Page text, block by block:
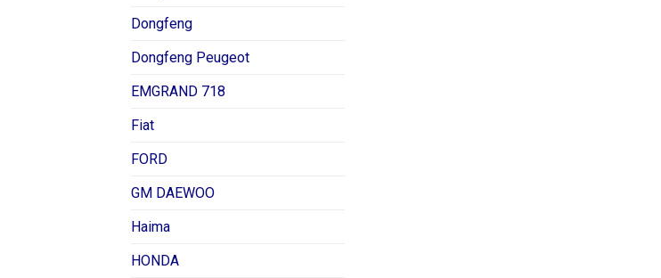
Dongfeng
Dongfeng Peugeot
EMGRAND 718
Fiat
FORD
GM DAEWOO
Haima
HONDA